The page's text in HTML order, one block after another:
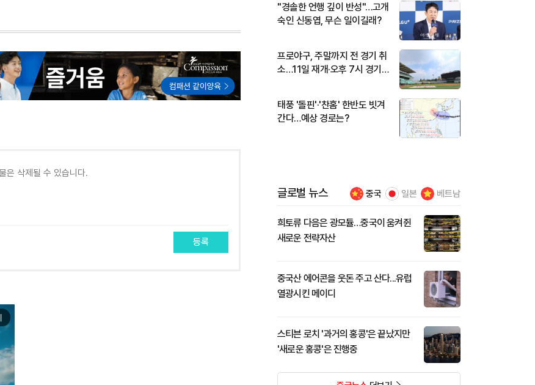
등록
"경솔한 언행 깊이 반성"…고개
숙인 신동엽, 무슨 일이길래?
프로야구, 주말까지 전 경기 취
소…11일 재개·오후 7시 경기
태풍 '돌핀'·'찬홈' 한반도 빗겨
간다…예상 경로는?
글로벌 뉴스 중국 일본 베트남
희토류 다음은 광모듈…중국이 움켜쥔
새로운 전략자산
중국산 에어콘을 웃돈 주고 산다...유럽
열광시킨 메이디
스티븐 로치 '과거의 홍콩'은 끝났지만
'새로운 홍콩'은 진행중